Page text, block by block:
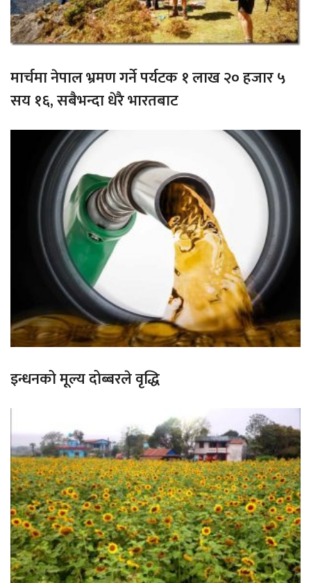
मार्चमा नेपाल भ्रमण गर्ने पर्यटक १ लाख २० हजार ५
सय १६, सबैभन्दा धेरै भारतबाट
इन्धनको मूल्य दोब्बरले वृद्धि